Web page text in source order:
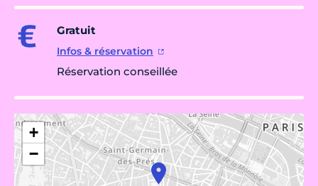
Gratuit
Infos & réservation
Réservation conseillée
+
−